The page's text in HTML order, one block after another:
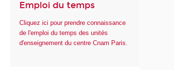
Emploi du temps
Cliquez ici pour prendre connaissance
de l'emploi du temps des unités
d'enseignement du centre Cnam Paris.